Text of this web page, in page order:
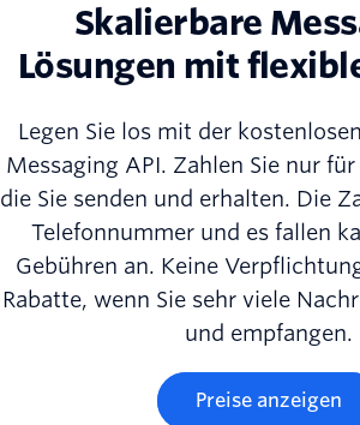
Skalierbare
Lösungen mit
Legen Sie los mit der
Messaging API. Zahlen Sie nur
die Sie senden und erhalten. Die
Telefonnummer und es fallen
Gebühren an. Keine
Rabatte, wenn Sie sehr viele
und empfangen.
Preise anzeigen